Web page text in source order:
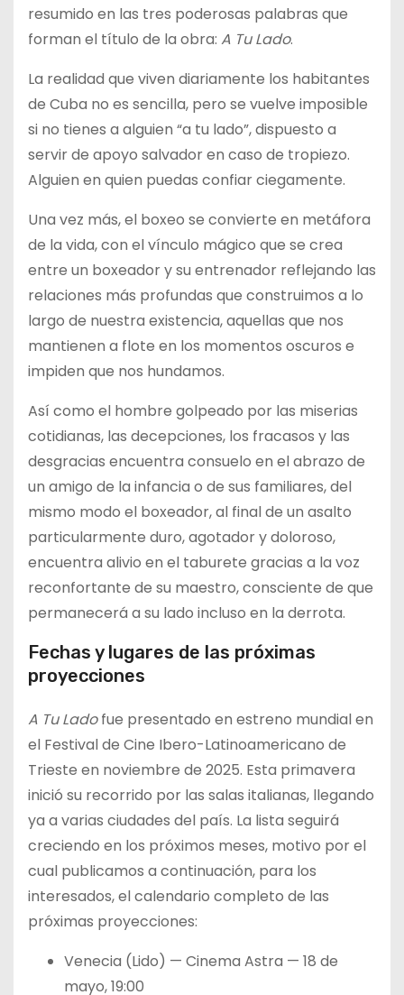
resumido en las tres poderosas palabras que
forman el título de la obra: A Tu Lado.
La realidad que viven diariamente los habitantes
de Cuba no es sencilla, pero se vuelve imposible
si no tienes a alguien “a tu lado”, dispuesto a
servir de apoyo salvador en caso de tropiezo.
Alguien en quien puedas confiar ciegamente.
Una vez más, el boxeo se convierte en metáfora
de la vida, con el vínculo mágico que se crea
entre un boxeador y su entrenador reflejando las
relaciones más profundas que construimos a lo
largo de nuestra existencia, aquellas que nos
mantienen a flote en los momentos oscuros e
impiden que nos hundamos.
Así como el hombre golpeado por las miserias
cotidianas, las decepciones, los fracasos y las
desgracias encuentra consuelo en el abrazo de
un amigo de la infancia o de sus familiares, del
mismo modo el boxeador, al final de un asalto
particularmente duro, agotador y doloroso,
encuentra alivio en el taburete gracias a la voz
reconfortante de su maestro, consciente de que
permanecerá a su lado incluso en la derrota.
Fechas y lugares de las próximas
proyecciones
A Tu Ladofue presentado en estreno mundial en
el Festival de Cine Ibero-Latinoamericano de
Trieste en noviembre de 2025. Esta primavera
inició su recorrido por las salas italianas, llegando
ya a varias ciudades del país. La lista seguirá
creciendo en los próximos meses, motivo por el
cual publicamos a continuación, para los
interesados, el calendario completo de las
próximas proyecciones:
Venecia (Lido) — Cinema Astra — 18 de
mayo, 19:00